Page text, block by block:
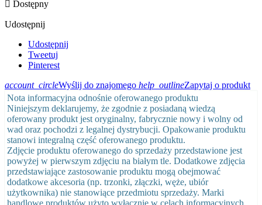
 Dostępny
Udostępnij
Udostępnij
Tweetuj
Pinterest
account_circleWyślij do znajomego help_outlineZapytaj o produkt
Nota informacyjna odnośnie oferowanego produktu
Niniejszym deklarujemy, że zgodnie z posiadaną wiedzą
oferowany produkt jest oryginalny, fabrycznie nowy i wolny od
wad oraz pochodzi z legalnej dystrybucji. Opakowanie produktu
stanowi integralną część oferowanego produktu.
Zdjęcie produktu oferowanego do sprzedaży przedstawione jest
powyżej w pierwszym zdjęciu na białym tle. Dodatkowe zdjęcia
przedstawiające zastosowanie produktu mogą obejmować
dodatkowe akcesoria (np. trzonki, złączki, węże, ubiór
użytkownika) nie stanowiące przedmiotu sprzedaży. Marki